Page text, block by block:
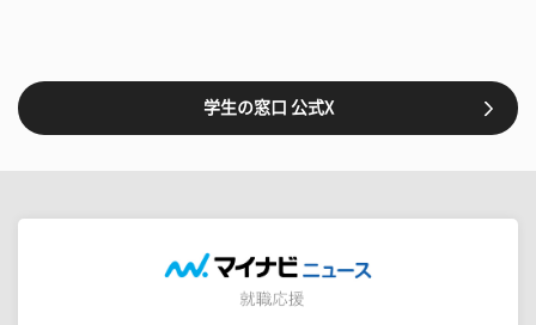
学生の窓口 公式X